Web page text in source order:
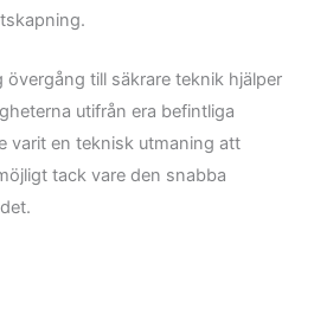
övergång till säkrare teknik hjälper
utifrån era befintliga
varit en teknisk utmaning att
tack vare den snabba